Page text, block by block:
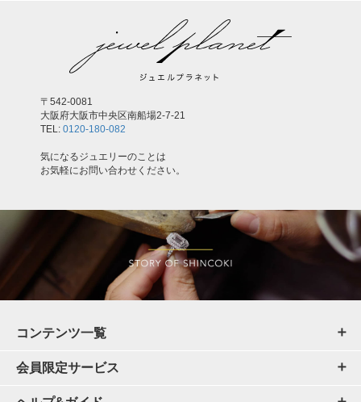
〒542-0081
大阪府大阪市中央区南船場2-7-21
TEL: 0120-180-082
気になるジュエリーのことは
お気軽にお問い合わせください。
コンテンツ一覧
会員限定サービス